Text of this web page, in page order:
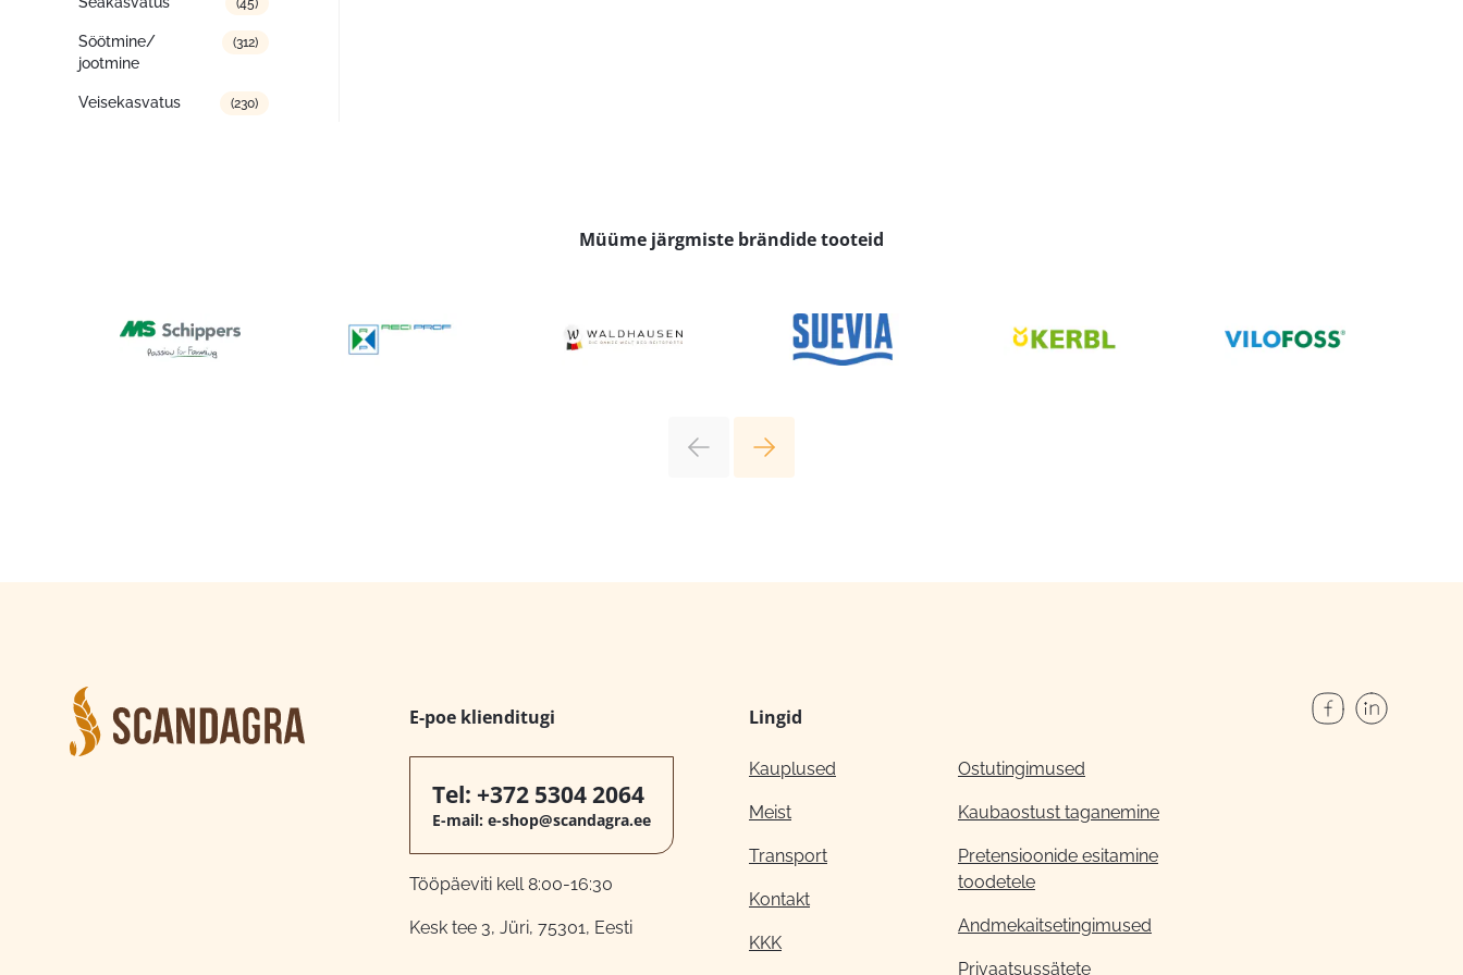
(45)
Söötmine/
jootmine
(312)
Veisekasvatus (230)
Müüme järgmiste brändide tooteid
E-poe klienditugi
Tel: +372 5304 2064
E-mail: e-shop@scandagra.ee
Tööpäeviti kell 8:00-16:30
Kesk tee 3, Jüri, 75301, Eesti
Lingid
Kauplused
Meist
Transport
Kontakt
KKK
Ostutingimused
Kaubaostust taganemine
Pretensioonide esitamine
toodetele
Andmekaitsetingimused
Privaatsussätete